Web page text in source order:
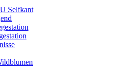
Selfkant